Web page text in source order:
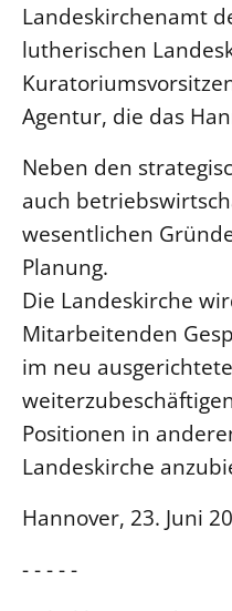
Landeskirchenamt
lutherischen
Agentur, die das
Neben den
auch
wesentlichen
Planung.
Die Landeskirche
Mitarbeitenden
im neu
Positionen in
Landeskirche
Hannover, 23. Juni
- - - - -
27. Landessynode
Kontakt
Hintergrund
Ehrenamt
Beruf
Freie Stellen
BIBLIOTHEK & ARCHIV
SERVICE
Älterwerden im
Beschwerdestellen
Ephoralbüro
Fundraising